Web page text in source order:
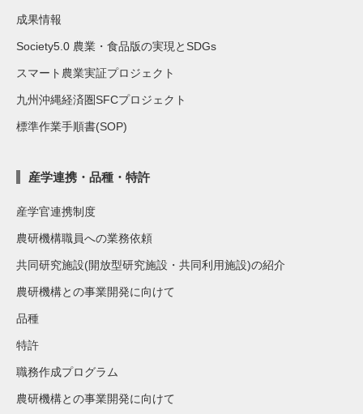
成果情報
Society5.0 農業・食品版の実現とSDGs
スマート農業実証プロジェクト
九州沖縄経済圏SFCプロジェクト
標準作業手順書(SOP)
産学連携・品種・特許
産学官連携制度
農研機構職員への業務依頼
共同研究施設(開放型研究施設・共同利用施設)の紹介
農研機構との事業開発に向けて
品種
特許
職務作成プログラム
農研機構との事業開発に向けて